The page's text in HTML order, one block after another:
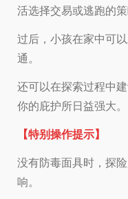
活选择交易或逃跑的
过后，小孩在家中可
通。
还可以在探索过程中
你的庇护所日益强大。
【特别操作提示】
没有防毒面具时，探
响。